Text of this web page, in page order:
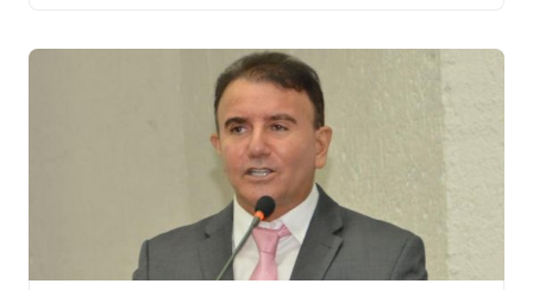
dos pioneiros que abraçaram o sonho separatista sob a